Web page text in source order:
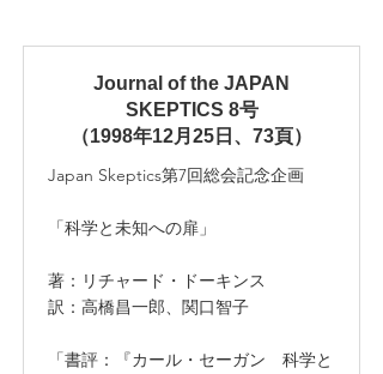
Journal of the JAPAN
SKEPTICS 8号
（1998年12月25日、73頁）
Japan Skeptics第7回総会記念企画
「科学と未知への扉」
著：リチャード・ドーキンス
訳：高橋昌一郎、関口智子
「書評：『カール・セーガン 科学と